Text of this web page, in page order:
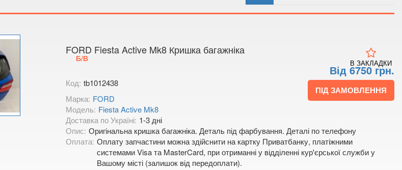
FORD Fiesta Active Mk8 Кришка багажніка
Б/В
Від 6750 грн.
ПІД ЗАМОВЛЕННЯ
В ЗАКЛАДКИ
Код: tb1012438
Марка: FORD
Модель: Fiesta Active Mk8
Доставка по Україні: 1-3 дні
Опис: Оригінальна кришка багажніка. Деталь під фарбування. Деталі по телефону
Оплата: Оплату запчастини можна здійснити на картку Приватбанку, платіжними
системами Visa та MasterCard, при отриманні у відділенні кур'єрської служби у
Вашому місті (залишок від передоплати).
Показати на мапі